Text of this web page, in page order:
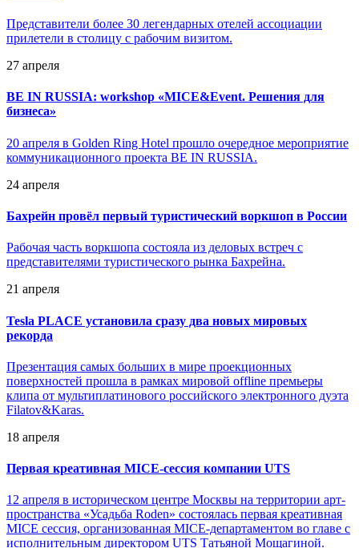
Представители более 30 легендарных отелей ассоциации
прилетели в столицу с рабочим визитом.
27 апреля
BE IN RUSSIA: workshop «MICE&Event. Решения для
бизнеса»
20 апреля в Golden Ring Hotel прошло очередное мероприятие
коммуникационного проекта BE IN RUSSIA.
24 апреля
Бахрейн провёл первый туристический воркшоп в России
Рабочая часть воркшопа состояла из деловых встреч с
представителями туристического рынка Бахрейна.
21 апреля
Tesla PLACE установила сразу два новых мировых
рекорда
Презентация самых больших в мире проекционных
поверхностей прошла в рамках мировой offline премьеры
клипа от мультиплатинового российского электронного дуэта
Filatov&Karas.
18 апреля
Первая креативная MICE-сессия компании UTS
12 апреля в историческом центре Москвы на территории арт-
пространства «Усадьба Roden» состоялась первая креативная
MICE сессия, организованная MICE-департаментом во главе с
исполнительным директором UTS Татьяной Мощагиной.